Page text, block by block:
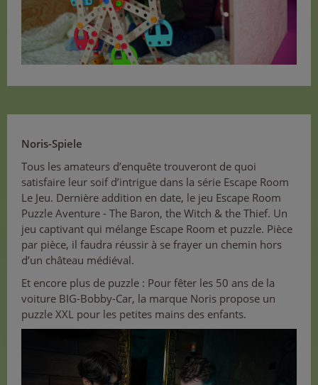
Noris-Spiele
Tous les amateurs d’enquête trouveront de quoi
satisfaire leur soif d’intrigue dans la série Escape Room
Le Jeu. Dernière addition en date, le jeu Escape Room
Puzzle Aventure - The Baron, the Witch & the Thief. Un
jeu captivant qui mélange Escape Room et puzzle. Pièce
par pièce, il faudra réussir à se frayer un chemin hors
d’un château médiéval.
Et encore plus de puzzle : Pour fêter les 50 ans de la
voiture BIG-Bobby-Car, la marque Noris propose un
puzzle XXL pour les petites mains des enfants.